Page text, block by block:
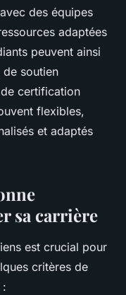
des équipes
adaptées
peuvent ainsi
soutien
certification
flexibles,
et adaptés
sa carrière
est crucial pour
critères de
: